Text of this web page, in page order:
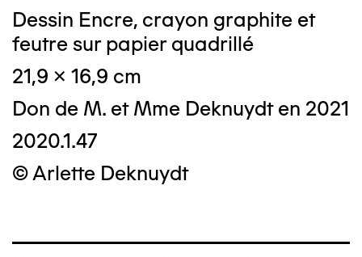
Dessin Encre, crayon graphite et
feutre sur papier quadrillé
21,9 x 16,9 cm
Don de M. et Mme Deknuydt en 2021
2020.1.47
© Arlette Deknuydt